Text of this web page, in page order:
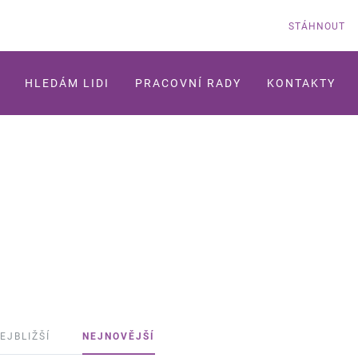
STÁHNOUT
HLEDÁM LIDI PRACOVNÍ RADY KONTAKTY
NEJNOVĚJŠÍ